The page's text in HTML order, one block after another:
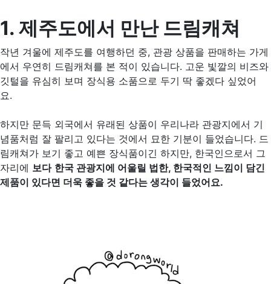
1. 제주도에서 만난 드림캐쳐
작년 겨울에 제주도를 여행하던 중, 관광 상품을 판매하는 가게
에서 우연히 드림캐쳐를 본 적이 있습니다. 고운 빛깔의 비즈와
깃털을 유심히 보며 장식용 소품으로 두기 딱 좋겠다 싶었어
요.
하지만 문득 외국에서 유래된 상품이 우리나라 관광지에서 기
념품처럼 잘 팔리고 있다는 것에서 묘한 기분이 들었습니다. 드
림캐쳐가 보기 좋고 예쁜 장식품이긴 하지만, 한국인으로서 그
자리에 보다 한국 관광지에 어울릴 법한, 한국적인 느낌이 담긴
제품이 있다면 더욱 좋을 것 같다는 생각이 들었어요.